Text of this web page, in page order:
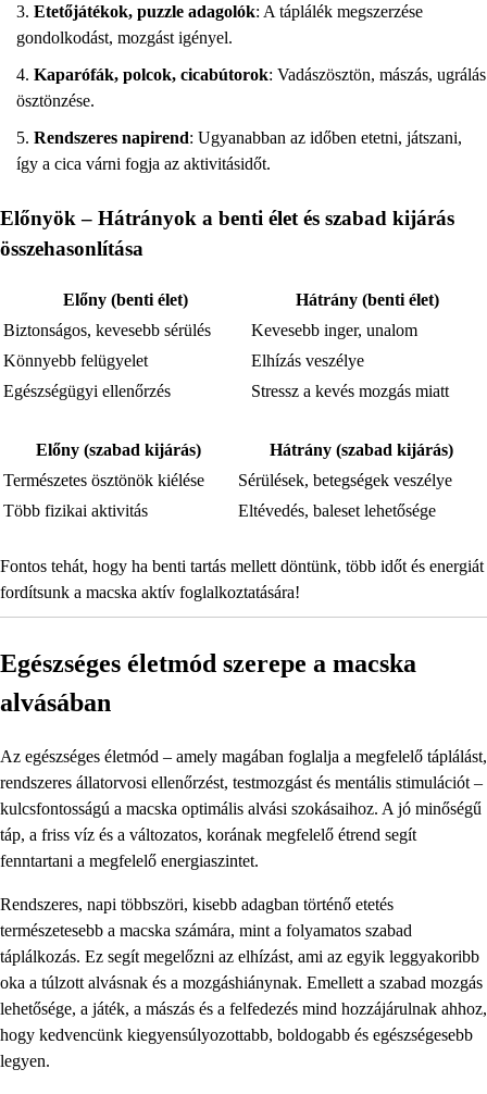
Etetőjátékok, puzzle adagolók: A táplálék megszerzése
gondolkodást, mozgást igényel.
Kaparófák, polcok, cicabútorok: Vadászösztön, mászás, ugrálás
ösztönzése.
Rendszeres napirend: Ugyanabban az időben etetni, játszani,
így a cica várni fogja az aktivitásidőt.
Előnyök – Hátrányok a benti élet és szabad kijárás
összehasonlítása
Előny (benti élet)
Hátrány (benti élet)
Biztonságos, kevesebb sérülés
Kevesebb inger, unalom
Könnyebb felügyelet
Elhízás veszélye
Egészségügyi ellenőrzés
Stressz a kevés mozgás miatt
Előny (szabad kijárás)
Hátrány (szabad kijárás)
Természetes ösztönök kiélése
Sérülések, betegségek veszélye
Több fizikai aktivitás
Eltévedés, baleset lehetősége
Fontos tehát, hogy ha benti tartás mellett döntünk, több időt és energiát
fordítsunk a macska aktív foglalkoztatására!
Egészséges életmód szerepe a macska
alvásában
Az egészséges életmód – amely magában foglalja a megfelelő táplálást,
rendszeres állatorvosi ellenőrzést, testmozgást és mentális stimulációt –
kulcsfontosságú a macska optimális alvási szokásaihoz. A jó minőségű
táp, a friss víz és a változatos, korának megfelelő étrend segít
fenntartani a megfelelő energiaszintet.
Rendszeres, napi többszöri, kisebb adagban történő etetés
természetesebb a macska számára, mint a folyamatos szabad
táplálkozás. Ez segít megelőzni az elhízást, ami az egyik leggyakoribb
oka a túlzott alvásnak és a mozgáshiánynak. Emellett a szabad mozgás
lehetősége, a játék, a mászás és a felfedezés mind hozzájárulnak ahhoz,
hogy kedvencünk kiegyensúlyozottabb, boldogabb és egészségesebb
legyen.